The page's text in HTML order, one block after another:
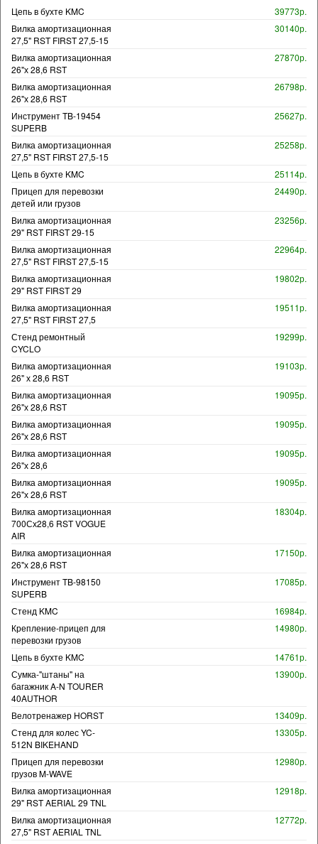
Цепь в бухте KMC
39773р.
Вилка амортизационная
27,5" RST FIRST 27,5-15
30140р.
Вилка амортизационная
26"х 28,6 RST
27870р.
Вилка амортизационная
26"х 28,6 RST
26798р.
Инструмент TB-19454
SUPERB
25627р.
Вилка амортизационная
27,5" RST FIRST 27,5-15
25258р.
Цепь в бухте KMC
25114р.
Прицеп для перевозки
детей или грузов
24490р.
Вилка амортизационная
29" RST FIRST 29-15
23256р.
Вилка амортизационная
27,5" RST FIRST 27,5-15
22964р.
Вилка амортизационная
29" RST FIRST 29
19802р.
Вилка амортизационная
27,5" RST FIRST 27,5
19511р.
Стенд ремонтный
CYCLO
19299р.
Вилка амортизационная
26" х 28,6 RST
19103р.
Вилка амортизационная
26"х 28,6 RST
19095р.
Вилка амортизационная
26"х 28,6 RST
19095р.
Вилка амортизационная
26"х 28,6
19095р.
Вилка амортизационная
26"х 28,6 RST
19095р.
Вилка амортизационная
700Сх28,6 RST VOGUE
AIR
18304р.
Вилка амортизационная
26"х 28,6 RST
17150р.
Инструмент TB-98150
SUPERB
17085р.
Стенд KMC
16984р.
Крепление-прицеп для
перевозки грузов
14980р.
Цепь в бухте KMC
14761р.
Сумка-"штаны" на
багажник A-N TOURER
40AUTHOR
13900р.
Велотренажер HORST
13409р.
Стенд для колес YC-
512N BIKEHAND
13305р.
Прицеп для перевозки
грузов M-WAVE
12980р.
Вилка амортизационная
29" RST AERIAL 29 TNL
12918р.
Вилка амортизационная
27,5" RST AERIAL TNL
12772р.